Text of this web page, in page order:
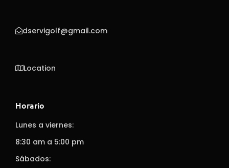
dservigolf@gmail.com
Location
Horario
Lunes a viernes:
8:30 am a 5:00 pm
Sábados: